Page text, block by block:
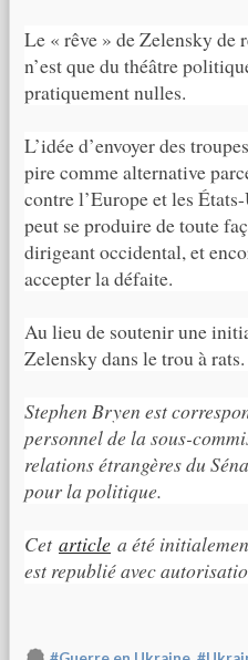
Le « rêve » de Zelensky de
n’est que du théâtre
pratiquement nulles.
L’idée d’envoyer des
pire comme alternative
contre l’Europe et les
peut se produire de toute
dirigeant occidental, et
accepter la défaite.
Au lieu de soutenir une
Zelensky dans le trou à rats.
Stephen Bryen est
personnel de la sous-
relations étrangères du
pour la politique.
Cet article a été
est republié avec